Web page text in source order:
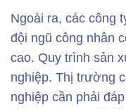
Ngoài ra, các công
đội ngũ công nhân
cao. Quy trình sản
nghiệp. Thị trường
nghiệp cần phải